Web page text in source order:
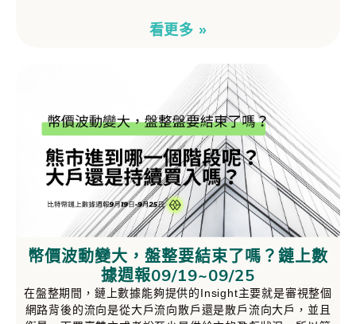
看更多 »
幣價波動變大，盤整要結束了嗎？鏈上數
據週報09/19~09/25
在盤整期間，鏈上數據能夠提供的Insight主要就是審視整個
網路背後的流向是從大戶流向散戶還是散戶流向大戶，並且